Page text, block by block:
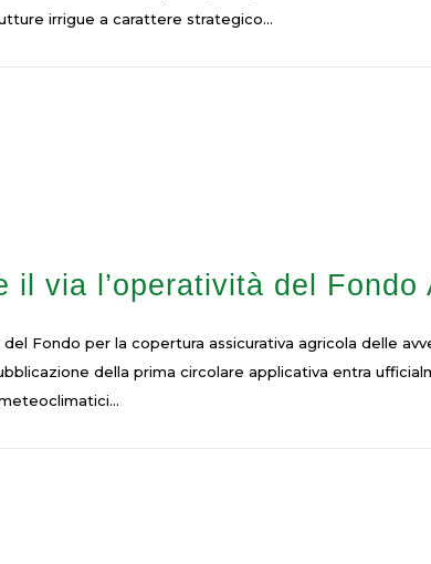
irrigue a carattere strategico...
il via l’operatività del Fondo
Fondo per la copertura assicurativa agricola delle
della prima circolare applicativa entra